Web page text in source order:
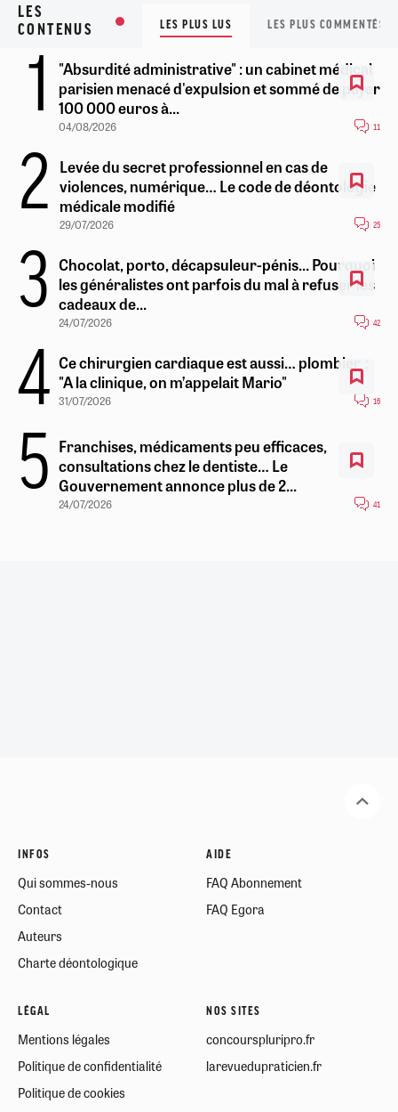
LES
CONTENUS
LES PLUS LUS LES PLUS COMMENTÉS
"Absurdité administrative" : un cabinet médical
parisien menacé d'expulsion et sommé de payer
100 000 euros à...
04/08/2026 11
Levée du secret professionnel en cas de
violences, numérique… Le code de déontologie
médicale modifié
29/07/2026 25
Chocolat, porto, décapsuleur-pénis... Pourquoi
les généralistes ont parfois du mal à refuser les
cadeaux de...
24/07/2026 42
Ce chirurgien cardiaque est aussi… plombier :
"A la clinique, on m’appelait Mario"
31/07/2026 16
Franchises, médicaments peu efficaces,
consultations chez le dentiste… Le
Gouvernement annonce plus de 2...
24/07/2026 41
INFOS
Qui sommes-nous
Contact
Auteurs
Charte déontologique
AIDE
FAQ Abonnement
FAQ Egora
LÉGAL
Mentions légales
Politique de confidentialité
Politique de cookies
NOS SITES
concourspluripro.fr
larevuedupraticien.fr